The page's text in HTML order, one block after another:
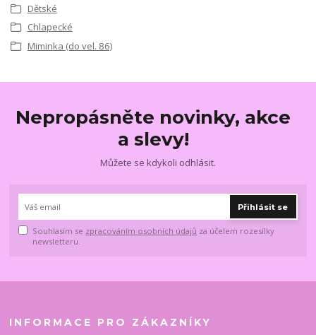
Dětské
Chlapecké
Miminka (do vel. 86)
Nepropásněte novinky, akce
a slevy!
Můžete se kdykoli odhlásit.
Přihlásit se
Souhlasím se zpracováním osobních údajů za účelem rozesílky
newsletteru.
INFORMACE PRO ZÁKAZNÍKY